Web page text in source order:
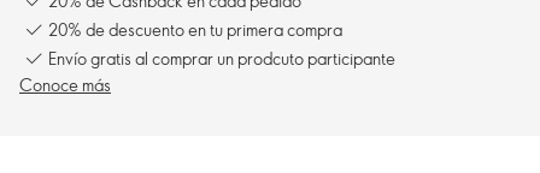
20% de descuento en tu primera compra
Envío gratis al comprar un prodcuto participante
Conoce más